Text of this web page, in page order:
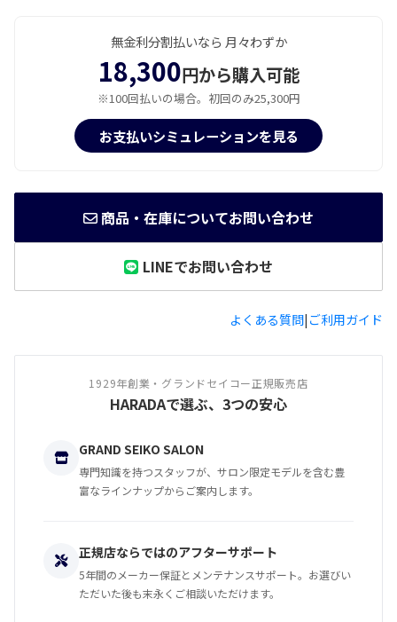
無金利分割払いなら 月々わずか
18,300円から購入可能
※100回払いの場合。初回のみ25,300円
お支払いシミュレーションを見る
商品・在庫についてお問い合わせ
LINEでお問い合わせ
よくある質問| ご利用ガイド
1929年創業・グランドセイコー正規販売店
HARADAで選ぶ、3つの安心
GRAND SEIKO SALON
専門知識を持つスタッフが、サロン限定モデルを含む豊
富なラインナップからご案内します。
正規店ならではのアフターサポート
5年間のメーカー保証とメンテナンスサポート。お選びい
ただいた後も末永くご相談いただけます。